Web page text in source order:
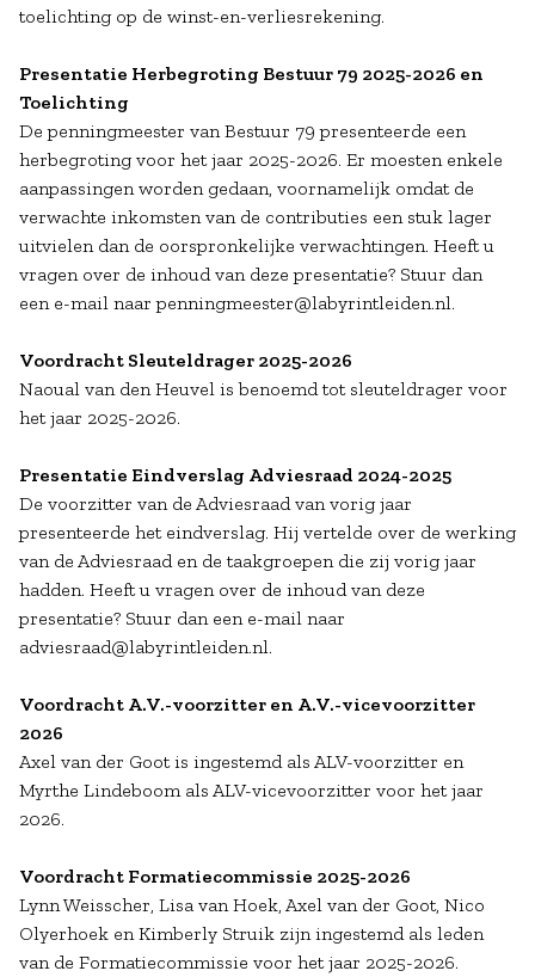
toelichting op de winst-en-verliesrekening.
Presentatie Herbegroting Bestuur 79 2025-2026 en
Toelichting
De penningmeester van Bestuur 79 presenteerde een
herbegroting voor het jaar 2025-2026. Er moesten enkele
aanpassingen worden gedaan, voornamelijk omdat de
verwachte inkomsten van de contributies een stuk lager
uitvielen dan de oorspronkelijke verwachtingen. Heeft u
vragen over de inhoud van deze presentatie? Stuur dan
een e-mail naar penningmeester@labyrintleiden.nl.
Voordracht Sleuteldrager 2025-2026
Naoual van den Heuvel is benoemd tot sleuteldrager voor
het jaar 2025-2026.
Presentatie Eindverslag Adviesraad 2024-2025
De voorzitter van de Adviesraad van vorig jaar
presenteerde het eindverslag. Hij vertelde over de werking
van de Adviesraad en de taakgroepen die zij vorig jaar
hadden. Heeft u vragen over de inhoud van deze
presentatie? Stuur dan een e-mail naar
adviesraad@labyrintleiden.nl.
Voordracht A.V.-voorzitter en A.V.-vicevoorzitter
2026
Axel van der Goot is ingestemd als ALV-voorzitter en
Myrthe Lindeboom als ALV-vicevoorzitter voor het jaar
2026.
Voordracht Formatiecommissie 2025-2026
Lynn Weisscher, Lisa van Hoek, Axel van der Goot, Nico
Olyerhoek en Kimberly Struik zijn ingestemd als leden
van de Formatiecommissie voor het jaar 2025-2026.